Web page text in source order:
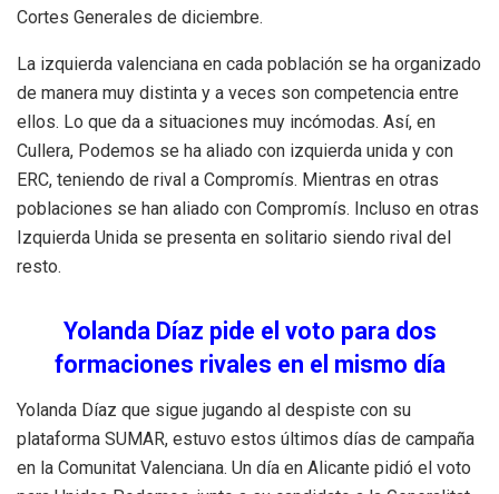
Cortes Generales de diciembre.
La izquierda valenciana en cada población se ha organizado
de manera muy distinta y a veces son competencia entre
ellos. Lo que da a situaciones muy incómodas. Así, en
Cullera, Podemos se ha aliado con izquierda unida y con
ERC, teniendo de rival a Compromís. Mientras en otras
poblaciones se han aliado con Compromís. Incluso en otras
Izquierda Unida se presenta en solitario siendo rival del
resto.
Yolanda Díaz pide el voto para dos
formaciones rivales en el mismo día
Yolanda Díaz que sigue jugando al despiste con su
plataforma SUMAR, estuvo estos últimos días de campaña
en la Comunitat Valenciana. Un día en Alicante pidió el voto